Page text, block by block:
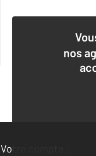
nos
Votre compte :